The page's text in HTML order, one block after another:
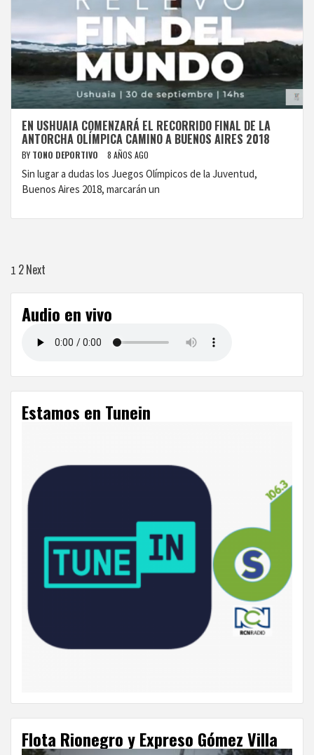
EN USHUAIA COMENZARÁ EL RECORRIDO FINAL DE LA
ANTORCHA OLÍMPICA CAMINO A BUENOS AIRES 2018
BY TONO DEPORTIVO 8 AÑOS AGO
Sin lugar a dudas los Juegos Olímpicos de la Juventud,
Buenos Aires 2018, marcarán un
Paginación
de
entradas
1 2Next
Audio en vivo
Estamos en Tunein
Flota Rionegro y Expreso Gómez Villa